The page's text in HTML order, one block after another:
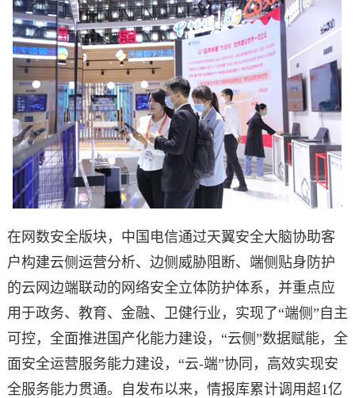
在网数安全版块，中国电信通过天翼安全大脑协助客
户构建云侧运营分析、边侧威胁阻断、端侧贴身防护
的云网边端联动的网络安全立体防护体系，并重点应
用于政务、教育、金融、卫健行业，实现了“端侧”自主
可控，全面推进国产化能力建设，“云侧”数据赋能，全
面安全运营服务能力建设，“云-端”协同，高效实现安
全服务能力贯通。自发布以来，情报库累计调用超1亿